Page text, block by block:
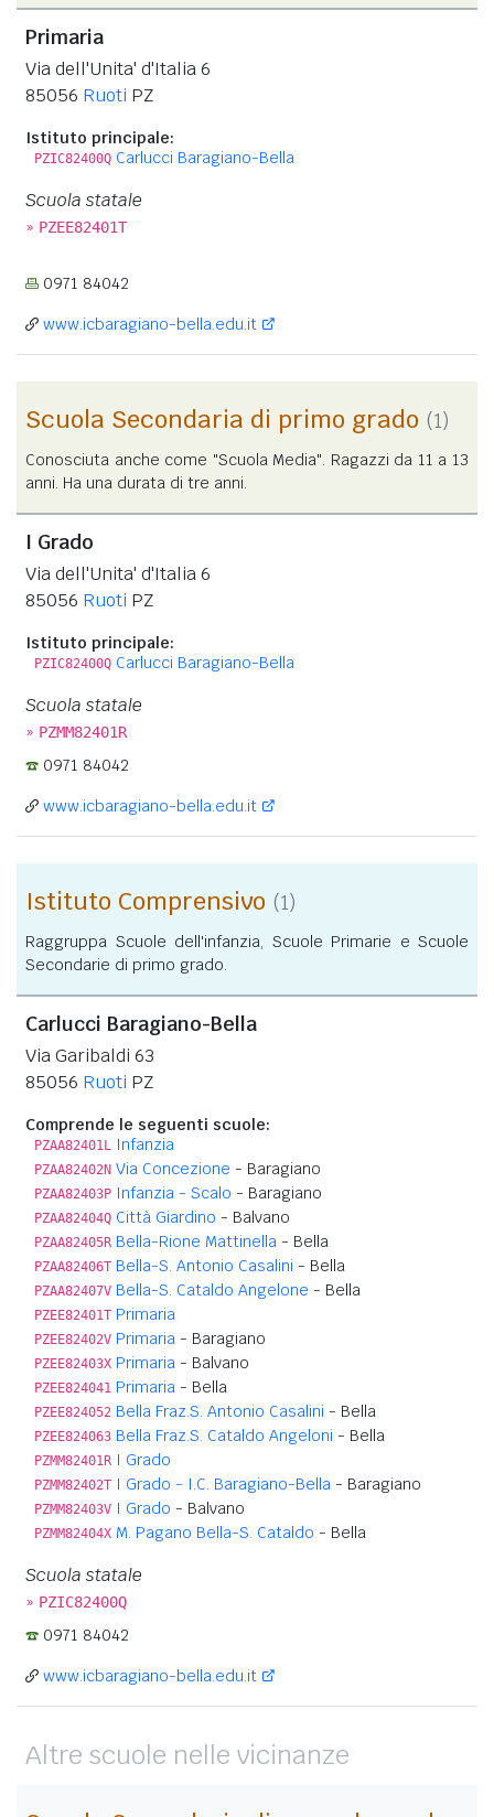
Primaria
Via dell'Unita' d'Italia 6
85056 Ruoti PZ
Istituto principale:
PZIC82400Q Carlucci Baragiano-Bella
Scuola statale
» PZEE82401T
0971 84042
www.icbaragiano-bella.edu.it
Scuola Secondaria di primo grado (1)
Conosciuta anche come "Scuola Media". Ragazzi da 11 a 13
anni. Ha una durata di tre anni.
I Grado
Via dell'Unita' d'Italia 6
85056 Ruoti PZ
Istituto principale:
PZIC82400Q Carlucci Baragiano-Bella
Scuola statale
» PZMM82401R
0971 84042
www.icbaragiano-bella.edu.it
Istituto Comprensivo (1)
Raggruppa Scuole dell'infanzia, Scuole Primarie e Scuole
Secondarie di primo grado.
Carlucci Baragiano-Bella
Via Garibaldi 63
85056 Ruoti PZ
Comprende le seguenti scuole:
PZAA82401L Infanzia
PZAA82402N Via Concezione - Baragiano
PZAA82403P Infanzia - Scalo - Baragiano
PZAA82404Q Città Giardino - Balvano
PZAA82405R Bella-Rione Mattinella - Bella
PZAA82406T Bella-S. Antonio Casalini - Bella
PZAA82407V Bella-S. Cataldo Angelone - Bella
PZEE82401T Primaria
PZEE82402V Primaria - Baragiano
PZEE82403X Primaria - Balvano
PZEE824041 Primaria - Bella
PZEE824052 Bella Fraz.S. Antonio Casalini - Bella
PZEE824063 Bella Fraz.S. Cataldo Angeloni - Bella
PZMM82401R I Grado
PZMM82402T I Grado - I.C. Baragiano-Bella - Baragiano
PZMM82403V I Grado - Balvano
PZMM82404X M. Pagano Bella-S. Cataldo - Bella
Scuola statale
» PZIC82400Q
0971 84042
www.icbaragiano-bella.edu.it
Altre scuole nelle vicinanze